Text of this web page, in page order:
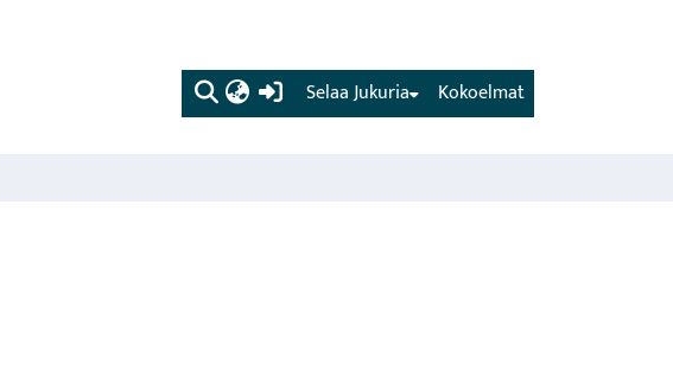
(current) Kokoelmat
Selaa Jukuria